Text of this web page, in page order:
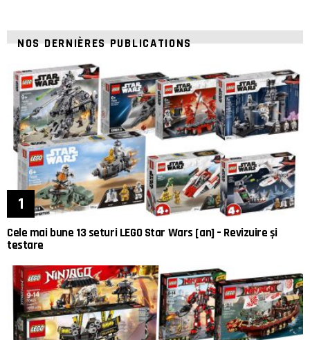
NOS DERNIÈRES PUBLICATIONS
Cele mai bune 13 seturi LEGO Star Wars [an] – Revizuire și
testare